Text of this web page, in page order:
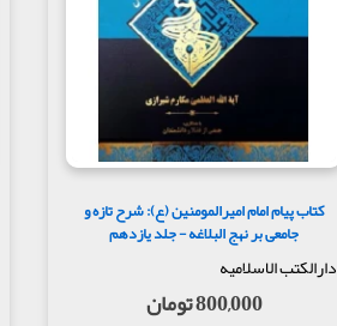
کتاب پیام امام امیرالمومنین (ع): شرح تازه و
جامعی بر نهج البلاغه - جلد یازدهم
دارالکتب الاسلامیه
800,000 تومان